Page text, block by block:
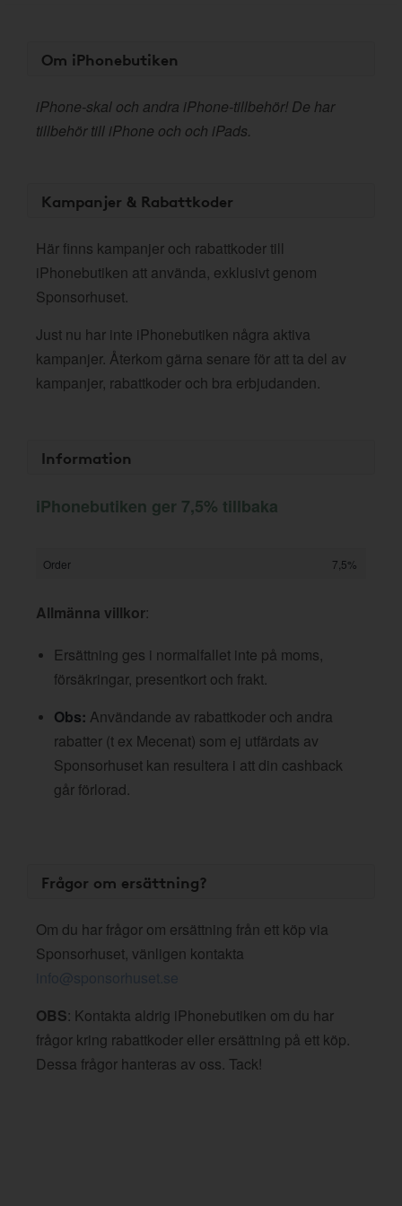
Om iPhonebutiken
iPhone-skal och andra iPhone-tillbehör! De har
tillbehör till iPhone och och iPads.
Kampanjer & Rabattkoder
Här finns kampanjer och rabattkoder till
iPhonebutiken att använda, exklusivt genom
Sponsorhuset.
Just nu har inte iPhonebutiken några aktiva
kampanjer. Återkom gärna senare för att ta del av
kampanjer, rabattkoder och bra erbjudanden.
Information
iPhonebutiken ger 7,5% tillbaka
Order 7,5%
Allmänna villkor:
Ersättning ges i normalfallet inte på moms,
försäkringar, presentkort och frakt.
Obs: Användande av rabattkoder och andra
rabatter (t ex Mecenat) som ej utfärdats av
Sponsorhuset kan resultera i att din cashback
går förlorad.
Frågor om ersättning?
Om du har frågor om ersättning från ett köp via
Sponsorhuset, vänligen kontakta
info@sponsorhuset.se
OBS: Kontakta aldrig iPhonebutiken om du har
frågor kring rabattkoder eller ersättning på ett köp.
Dessa frågor hanteras av oss. Tack!